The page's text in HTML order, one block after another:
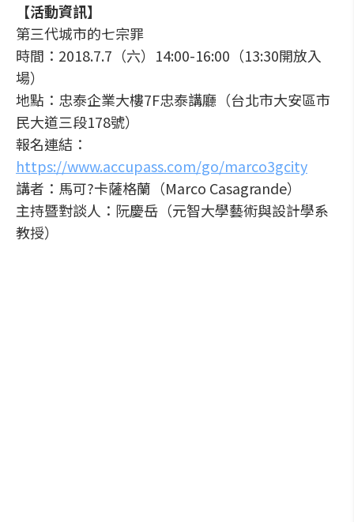
【活動資訊】
第三代城市的七宗罪
時間：2018.7.7（六）14:00-16:00（13:30開放入
場）
地點：忠泰企業大樓7F忠泰講廳（台北市大安區市
民大道三段178號）
報名連結：
https://www.accupass.com/go/marco3gcity
講者：馬可?卡薩格蘭（Marco Casagrande）
主持暨對談人：阮慶岳（元智大學藝術與設計學系
教授）